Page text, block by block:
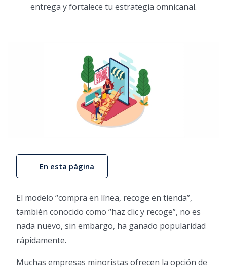
entrega y fortalece tu estrategia omnicanal.
El modelo “compra en línea, recoge en tienda”,
también conocido como “haz clic y recoge”, no es
nada nuevo, sin embargo, ha ganado popularidad
rápidamente.
Muchas empresas minoristas ofrecen la opción de
En esta página